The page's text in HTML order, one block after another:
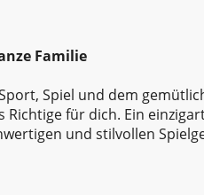
Familie
Spiel und dem
Richtige für dich. Ein
und stilvollen